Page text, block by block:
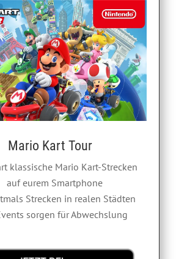
Mario Kart Tour
klassische Mario Kart-Strecken
auf eurem Smartphone
Strecken in realen Städten
sorgen für Abwechslung